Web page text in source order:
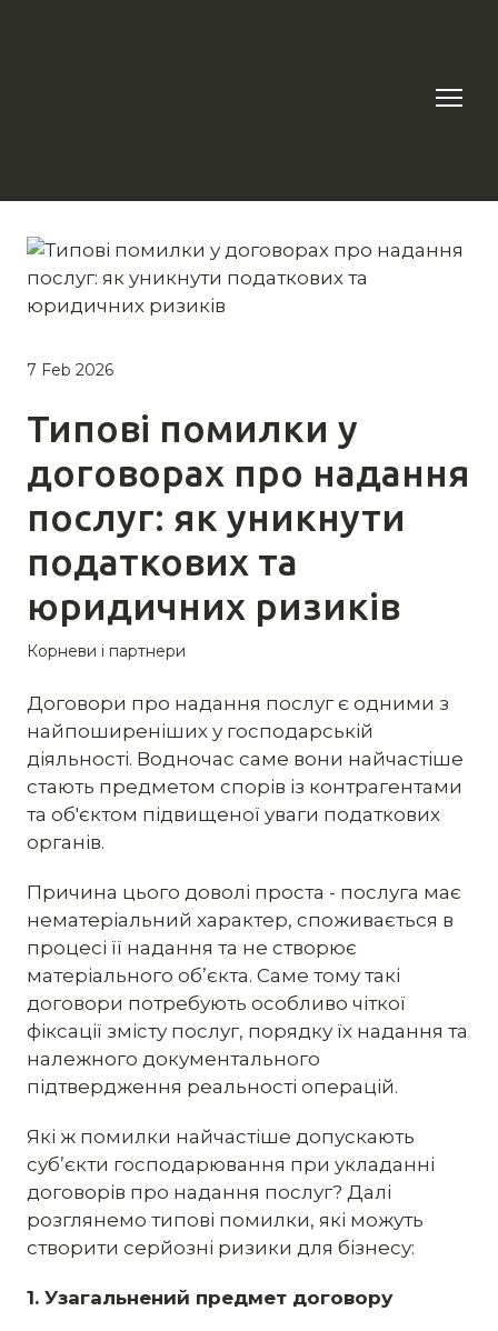
7 Feb 2026
Типові помилки у
договорах про надання
послуг: як уникнути
податкових та
юридичних ризиків
Корневи і партнери
Договори про надання послуг є одними з
найпоширеніших у господарській
діяльності. Водночас саме вони найчастіше
стають предметом спорів із контрагентами
та об'єктом підвищеної уваги податкових
органів.
Причина цього доволі проста - послуга має
нематеріальний характер, споживається в
процесі її надання та не створює
матеріального об’єкта. Саме тому такі
договори потребують особливо чіткої
фіксації змісту послуг, порядку їх надання та
належного документального
підтвердження реальності операцій.
Які ж помилки найчастіше допускають
суб’єкти господарювання при укладанні
договорів про надання послуг? Далі
розглянемо типові помилки, які можуть
створити серйозні ризики для бізнесу:
1. Узагальнений предмет договору